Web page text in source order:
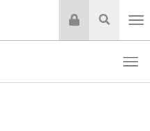
Suche
Login